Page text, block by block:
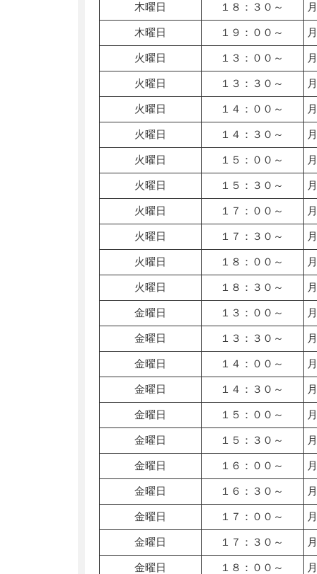
木曜日 １８：３０～
木曜日 １９：００～
火曜日 １３：００～
火曜日 １３：３０～
火曜日 １４：００～
火曜日 １４：３０～
火曜日 １５：００～
火曜日 １５：３０～
火曜日 １７：００～
火曜日 １７：３０～
火曜日 １８：００～
火曜日 １８：３０～
金曜日 １３：００～
金曜日 １３：３０～
金曜日 １４：００～
金曜日 １４：３０～
金曜日 １５：００～
金曜日 １５：３０～
金曜日 １６：００～
金曜日 １６：３０～
金曜日 １７：００～
金曜日 １７：３０～
金曜日 １８：００～